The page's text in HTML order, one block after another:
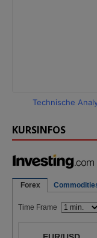
Technische
KURSINFOS